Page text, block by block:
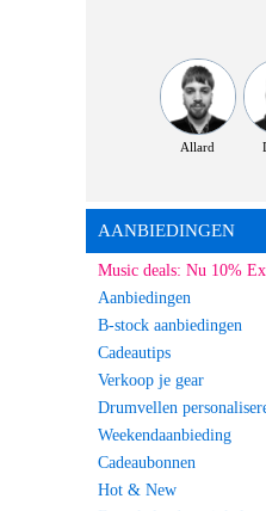
Allard
AANBIEDINGEN
Music deals: Nu 10%
Aanbiedingen
B-stock aanbiedingen
Cadeautips
Verkoop je gear
Drumvellen
Weekendaanbieding
Cadeaubonnen
Hot & New